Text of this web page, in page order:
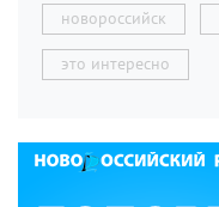
новороссийск
это интересно